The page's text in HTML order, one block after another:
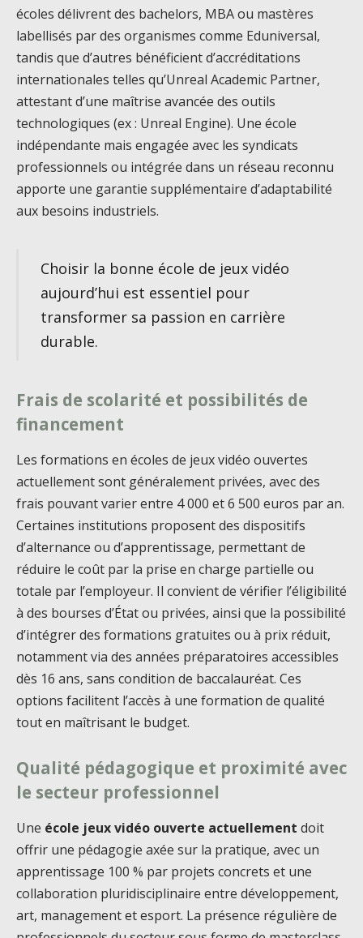
écoles délivrent des bachelors, MBA ou mastères
labellisés par des organismes comme Eduniversal,
tandis que d’autres bénéficient d’accréditations
internationales telles qu’Unreal Academic Partner,
attestant d’une maîtrise avancée des outils
technologiques (ex : Unreal Engine). Une école
indépendante mais engagée avec les syndicats
professionnels ou intégrée dans un réseau reconnu
apporte une garantie supplémentaire d’adaptabilité
aux besoins industriels.
Choisir la bonne école de jeux vidéo
aujourd’hui est essentiel pour
transformer sa passion en carrière
durable.
Frais de scolarité et possibilités de
financement
Les formations en écoles de jeux vidéo ouvertes
actuellement sont généralement privées, avec des
frais pouvant varier entre 4 000 et 6 500 euros par an.
Certaines institutions proposent des dispositifs
d’alternance ou d’apprentissage, permettant de
réduire le coût par la prise en charge partielle ou
totale par l’employeur. Il convient de vérifier l’éligibilité
à des bourses d’État ou privées, ainsi que la possibilité
d’intégrer des formations gratuites ou à prix réduit,
notamment via des années préparatoires accessibles
dès 16 ans, sans condition de baccalauréat. Ces
options facilitent l’accès à une formation de qualité
tout en maîtrisant le budget.
Qualité pédagogique et proximité avec
le secteur professionnel
Une école jeux vidéo ouverte actuellement doit
offrir une pédagogie axée sur la pratique, avec un
apprentissage 100 % par projets concrets et une
collaboration pluridisciplinaire entre développement,
art, management et esport. La présence régulière de